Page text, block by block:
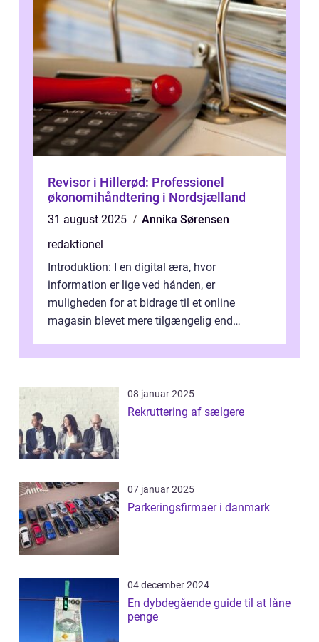
Revisor i Hillerød: Professionel
økonomihåndtering i Nordsjælland
31 august 2025
Annika Sørensen
redaktionel
Introduktion: I en digital æra, hvor
information er lige ved hånden, er
muligheden for at bidrage til et online
magasin blevet mere tilgængelig end
magas...
08 januar 2025
Rekruttering af sælgere
07 januar 2025
Parkeringsfirmaer i danmark
04 december 2024
En dybdegående guide til at låne
penge